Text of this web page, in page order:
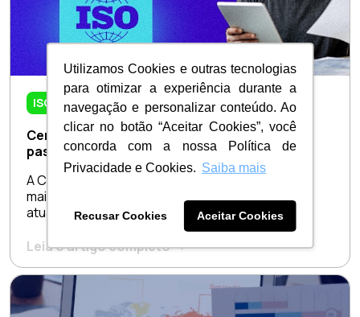
Utilizamos Cookies e outras tecnologias
para otimizar a experiência durante a
navegação e personalizar conteúdo. Ao
clicar no botão “Aceitar Cookies”, você
concorda com a nossa Política de
Privacidade e Cookies. Saiba mais
Recusar Cookies Aceitar Cookies
ISO 9001
Certificação ISO 9001: por onde começar? - 3
passos para iniciar com o pé direito!
A Certificação ISO 9001 é muito provavelmente a
mais popular entre as normas de gestão e,
atualmente,...
Leia o artigo completo